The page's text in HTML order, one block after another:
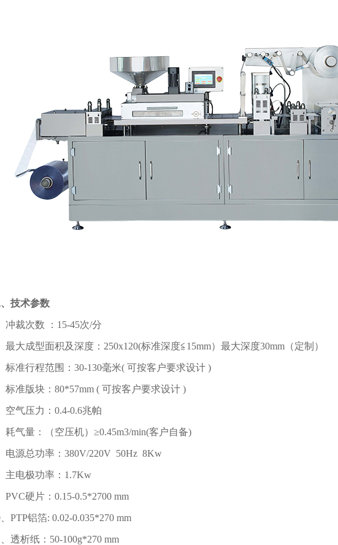
技术参数
冲裁次数 ：15-45次/分
最大成型面积及深度：250x120(标准深度≦15mm）最大深度30mm（定制）
标准行程范围：30-130毫米( 可按客户要求设计 )
标准版块：80*57mm ( 可按客户要求设计 )
空气压力：0.4-0.6兆帕
耗气量：（空压机）≥0.45m3/min(客户自备)
电源总功率：380V/220V 50Hz 8Kw
主电极功率：1.7Kw
PVC硬片：0.15-0.5*2700 mm
PTP铝箔: 0.02-0.035*270 mm
透析纸：50-100g*270 mm